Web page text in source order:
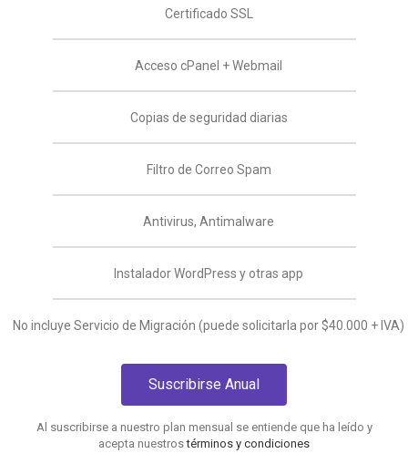
Certificado SSL
Acceso cPanel + Webmail
Copias de seguridad diarias
Filtro de Correo Spam
Antivirus, Antimalware
Instalador WordPress y otras app
No incluye Servicio de Migración (puede solicitarla por $40.000 + IVA)
Suscribirse Anual
Al suscribirse a nuestro plan mensual se entiende que ha leído y
acepta nuestrostérminos y condiciones